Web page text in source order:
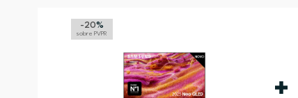
-20%
sobre PVPR